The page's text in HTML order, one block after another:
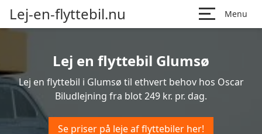
Lej-en-flyttebil.nu Menu
Lej en flyttebil Glumsø
Lej en flyttebil i Glumsø til ethvert behov hos Oscar
Biludlejning fra blot 249 kr. pr. dag.
Se priser på leje af flyttebiler her!